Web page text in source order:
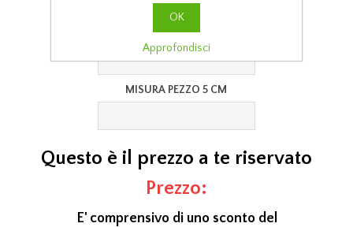
MISURA PEZZO 4 CM
MISURA PEZZO 5 CM
Questo è il prezzo a te riservato
Prezzo:
E' comprensivo di uno sconto del
OK
Approfondisci